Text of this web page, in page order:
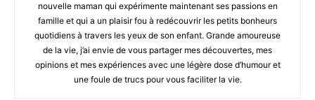
nouvelle maman qui expérimente maintenant ses passions en
famille et qui a un plaisir fou à redécouvrir les petits bonheurs
quotidiens à travers les yeux de son enfant. Grande amoureuse
de la vie, j’ai envie de vous partager mes découvertes, mes
opinions et mes expériences avec une légère dose d’humour et
une foule de trucs pour vous faciliter la vie.